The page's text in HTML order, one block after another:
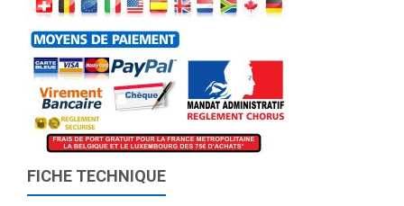
FICHE TECHNIQUE